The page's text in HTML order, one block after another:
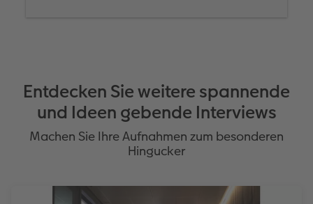
Entdecken Sie weitere spannende
und Ideen gebende Interviews
Machen Sie Ihre Aufnahmen zum besonderen
Hingucker